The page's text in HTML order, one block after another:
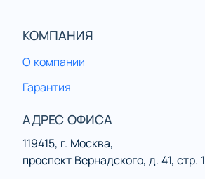
КОМПАНИЯ
О компании
Гарантия
АДРЕС ОФИСА
119415, г. Москва,
проспект Вернадского, д. 41, стр. 1